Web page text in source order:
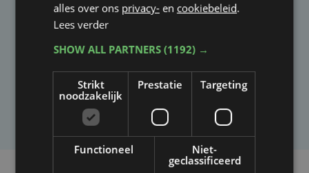
Taalfout opgemerkt?
Laat het ons weten
alles over ons privacy- en cookiebeleid.
Lees verder
SHOW ALL PARTNERS(1192) →
Strikt
noodzakelijk
Prestatie Targeting
Functioneel
Niet-
geclassificeerd